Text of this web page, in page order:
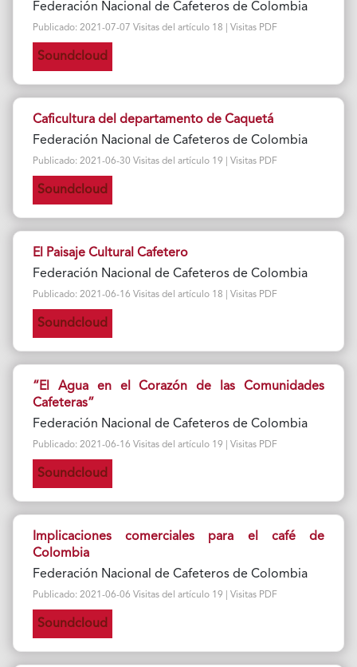
Federación Nacional de Cafeteros de Colombia
Publicado: 2021-07-07 Visitas del artículo 18 | Visitas PDF
Soundcloud
Caficultura del departamento de Caquetá
Federación Nacional de Cafeteros de Colombia
Publicado: 2021-06-30 Visitas del artículo 19 | Visitas PDF
Soundcloud
El Paisaje Cultural Cafetero
Federación Nacional de Cafeteros de Colombia
Publicado: 2021-06-16 Visitas del artículo 18 | Visitas PDF
Soundcloud
“El Agua en el Corazón de las Comunidades
Cafeteras”
Federación Nacional de Cafeteros de Colombia
Publicado: 2021-06-16 Visitas del artículo 19 | Visitas PDF
Soundcloud
Implicaciones comerciales para el café de
Colombia
Federación Nacional de Cafeteros de Colombia
Publicado: 2021-06-06 Visitas del artículo 19 | Visitas PDF
Soundcloud